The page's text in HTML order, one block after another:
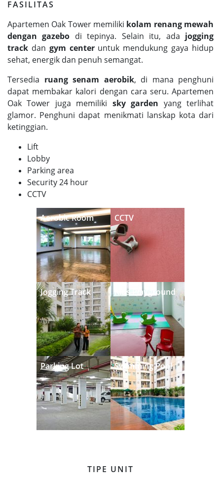
FASILITAS
Apartemen Oak Tower memiliki kolam renang mewah
dengan gazebo di tepinya. Selain itu, ada jogging
track dan gym centeruntuk mendukung gaya hidup
sehat, energik dan penuh semangat.
Tersedia ruang senam aerobik, di mana penghuni
dapat membakar kalori dengan cara seru. Apartemen
Oak Tower juga memiliki sky garden yang terlihat
glamor. Penghuni dapat menikmati lanskap kota dari
ketinggian.
Lift
Lobby
Parking area
Security 24 hour
CCTV
Aerobic Room CCTV
Jogging Track Kids Playground
Parking Lot Swimming Pool
TIPE UNIT